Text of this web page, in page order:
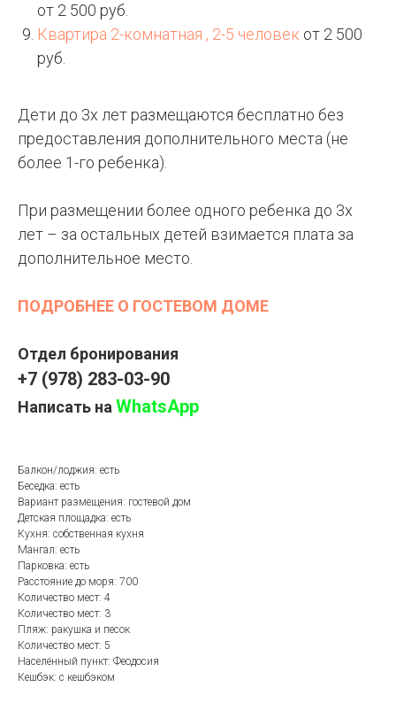
от 2 500 руб.
Квартира 2-комнатная , 2-5 человек от 2 500
руб.
Дети до 3х лет размещаются бесплатно без
предоставления дополнительного места (не
более 1-го ребенка).
При размещении более одного ребенка до 3х
лет – за остальных детей взимается плата за
дополнительное место.
ПОДРОБНЕЕ О ГОСТЕВОМ ДОМЕ
Отдел бронирования
+7 (978) 283-03-90
Написать наWhatsApp
Балкон/лоджия: есть
Беседка: есть
Вариант размещения: гостевой дом
Детская площадка: есть
Кухня: собственная кухня
Мангал: есть
Парковка: есть
Расстояние до моря: 700
Количество мест: 4
Количество мест: 3
Пляж: ракушка и песок
Количество мест: 5
Населённый пункт: Феодосия
Кешбэк: с кешбэком